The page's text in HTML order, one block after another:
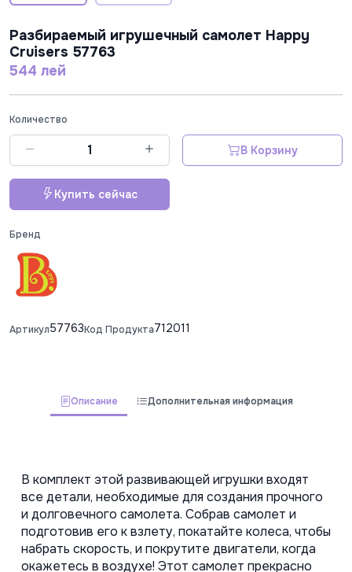
Разбираемый игрушечный самолет Happy
Cruisers 57763
544 лей
Количество
В Корзину
Купить сейчас
Бренд
Артикул57763Код Продукта712011
Описание Дополнительная информация
В комплект этой развивающей игрушки входят
все детали, необходимые для создания прочного
и долговечного самолета. Собрав самолет и
подготовив его к взлету, покатайте колеса, чтобы
набрать скорость, и покрутите двигатели, когда
окажетесь в воздухе! Этот самолет прекрасно